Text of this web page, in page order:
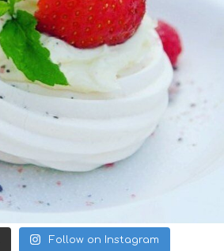
Follow on Instagram